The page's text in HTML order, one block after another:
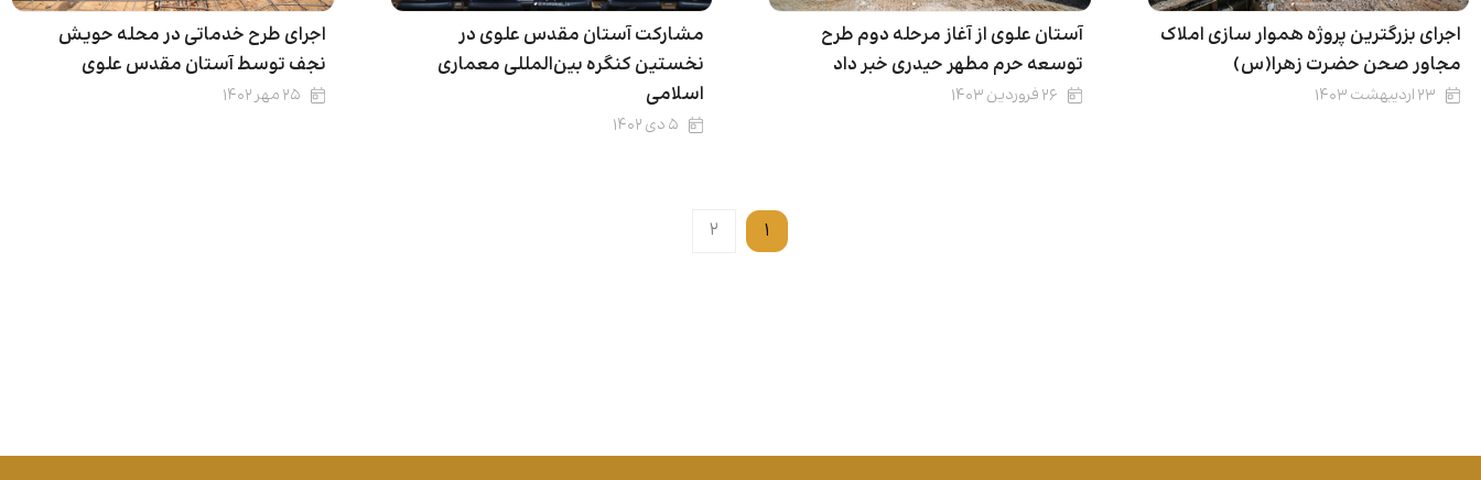
اجرای بزرگترین پروژه هموار سازی املاک
مجاور صحن حضرت زهرا(س)
۲۳ اردیبهشت ۱۴۰۳
آستان علوی از آغاز مرحله دوم طرح
توسعه حرم مطهر حیدری خبر داد
۲۶ فروردین ۱۴۰۳
مشارکت آستان مقدس علوی در
نخستین کنگره بین‌المللی معماری
اسلامی
۵ دی ۱۴۰۲
اجرای طرح خدماتی در محله حویش
نجف توسط آستان مقدس علوی
۲۵ مهر ۱۴۰۲
۱ ۲